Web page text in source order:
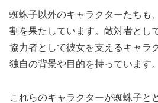
蜘蛛子以外のキャラクターたちも
割を果たしています。敵対者とし
協力者として彼女を支えるキャラ
独自の背景や目的を持っています。
これらのキャラクターが蜘蛛子と